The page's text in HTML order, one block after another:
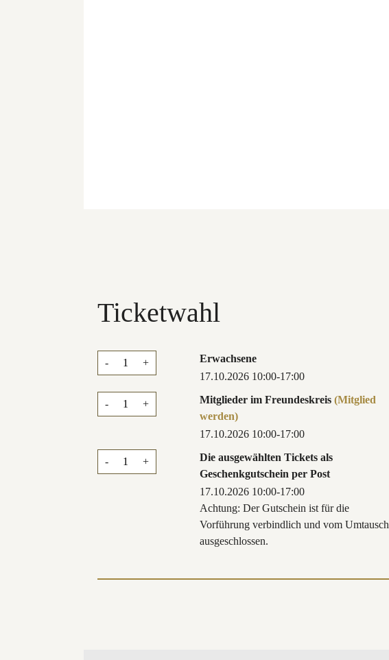
Ticketwahl
- +
Erwachsene
17.10.2026 10:00-17:00
- + Mitglieder im Freundeskreis(Mitglied
werden)
17.10.2026 10:00-17:00
- +
Die ausgewählten Tickets als
Geschenkgutschein per Post
17.10.2026 10:00-17:00
Achtung: Der Gutschein ist für die
Vorführung verbindlich und vom Umtausch
ausgeschlossen.